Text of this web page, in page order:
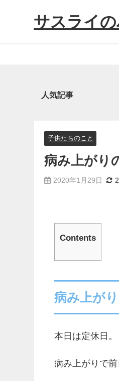
サスライの
人気記事
子供たちのこと
病み上がり
2020年1月29日
Contents
病み上が
本日は定休日。
病み上がりで